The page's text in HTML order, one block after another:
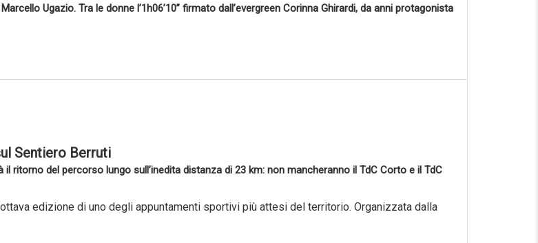
Ugazio. Tra le donne l’1h06’10” firmato dall’evergreen Corinna Ghirardi, da anni protagonista
Sentiero Berruti
ritorno del percorso lungo sull’inedita distanza di 23 km: non mancheranno il TdC Corto e il TdC
edizione di uno degli appuntamenti sportivi più attesi del territorio. Organizzata dalla